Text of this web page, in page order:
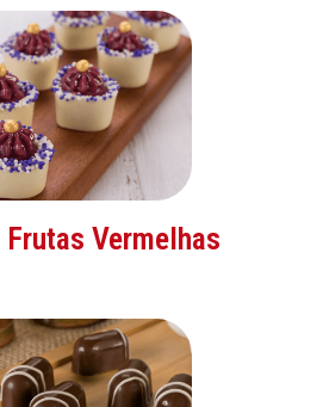
Vermelhas